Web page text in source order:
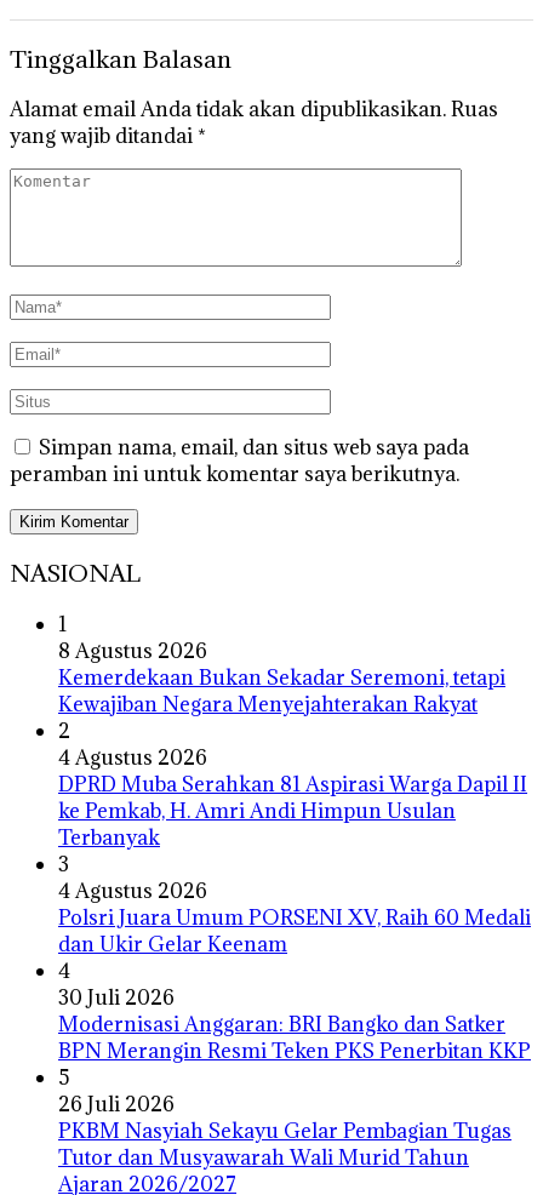
Tinggalkan Balasan
Alamat email Anda tidak akan dipublikasikan.Ruas
yang wajib ditandai *
Simpan nama, email, dan situs web saya pada
peramban ini untuk komentar saya berikutnya.
NASIONAL
1
8 Agustus 2026
Kemerdekaan Bukan Sekadar Seremoni, tetapi
Kewajiban Negara Menyejahterakan Rakyat
2
4 Agustus 2026
DPRD Muba Serahkan 81 Aspirasi Warga Dapil II
ke Pemkab, H. Amri Andi Himpun Usulan
Terbanyak
3
4 Agustus 2026
Polsri Juara Umum PORSENI XV, Raih 60 Medali
dan Ukir Gelar Keenam
4
30 Juli 2026
Modernisasi Anggaran: BRI Bangko dan Satker
BPN Merangin Resmi Teken PKS Penerbitan KKP
5
26 Juli 2026
PKBM Nasyiah Sekayu Gelar Pembagian Tugas
Tutor dan Musyawarah Wali Murid Tahun
Ajaran 2026/2027